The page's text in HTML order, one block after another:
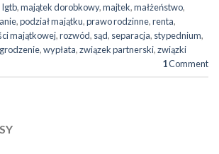
lgtb,majątek dorobkowy,majtek,małżeństwo,
,podział majątku,prawo rodzinne,renta,
majątkowej,rozwód, sąd, separacja, stypednium,
,wypłata,związek partnerski,związki
1Comment